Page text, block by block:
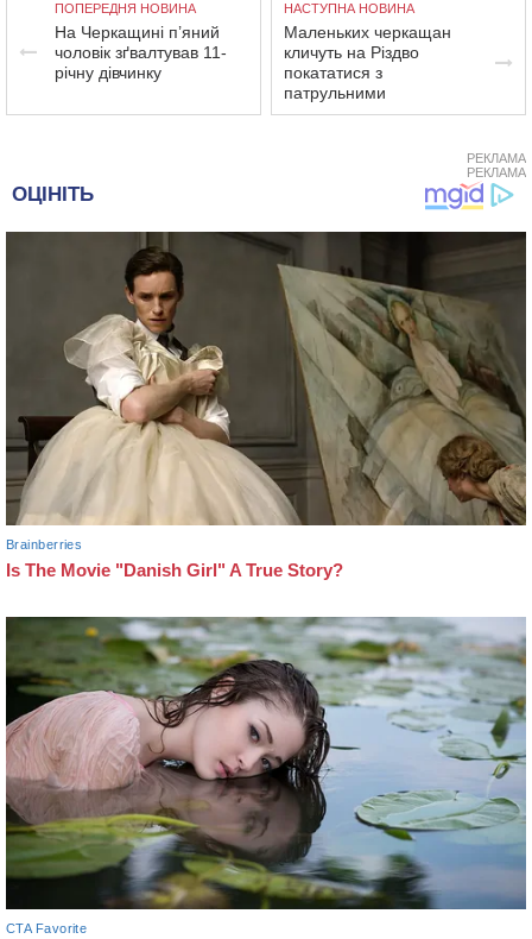
ПОПЕРЕДНЯ НОВИНА
На Черкащині п’яний
чоловік зґвалтував 11-
річну дівчинку
НАСТУПНА НОВИНА
Маленьких черкащан
кличуть на Різдво
покататися з
патрульними
РЕКЛАМА
РЕКЛАМА